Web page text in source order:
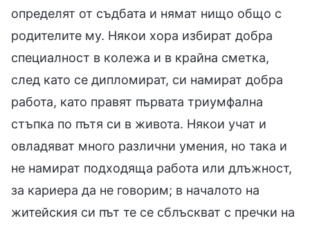
определят от съдбата и нямат нищо общо с
родителите му. Някои хора избират добра
специалност в колежа и в крайна сметка,
след като се дипломират, си намират добра
работа, като правят първата триумфална
стъпка по пътя си в живота. Някои учат и
овладяват много различни умения, но така и
не намират подходяща работа или длъжност,
за кариера да не говорим; в началото на
житейския си път те се сблъскват с пречки на